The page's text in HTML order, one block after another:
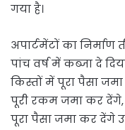
गया है।
अपार्टमेंटों का
पांच वर्ष में कब्जा दे
किस्तों में पूरा पैसा
पूरी रकम जमा कर देंगे,
पूरा पैसा जमा कर देंगे